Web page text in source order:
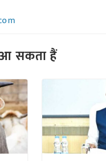
सकता हैं